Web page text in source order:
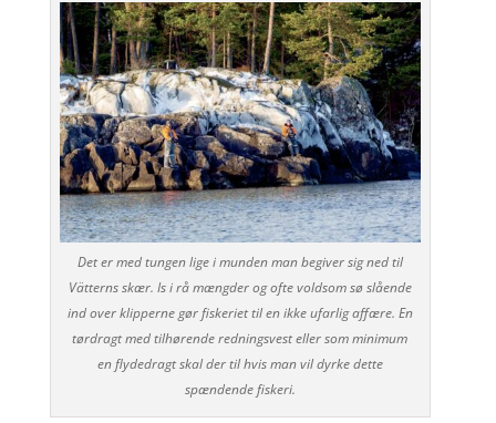
Det er med tungen lige i munden man begiver sig ned til
Vätterns skær. Is i rå mængder og ofte voldsom sø slående
ind over klipperne gør fiskeriet til en ikke ufarlig affære. En
tørdragt med tilhørende redningsvest eller som minimum
en flydedragt skal der til hvis man vil dyrke dette
spændende fiskeri.